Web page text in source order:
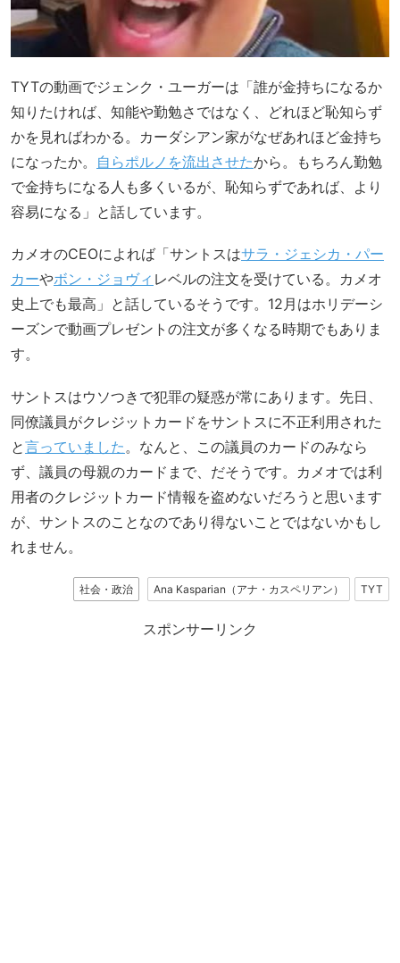
TYTの動画でジェンク・ユーガーは「誰が金持ちになるか
知りたければ、知能や勤勉さではなく、どれほど恥知らず
かを見ればわかる。カーダシアン家がなぜあれほど金持ち
になったか。 自らポルノを流出させたから。もちろん勤勉
で金持ちになる人も多くいるが、恥知らずであれば、より
容易になる」と話しています。
カメオのCEOによれば「サントスはサラ・ジェシカ・パー
カーやボン・ジョヴィ レベルの注文を受けている。カメオ
史上でも最高」と話しているそうです。12月はホリデーシ
ーズンで動画プレゼントの注文が多くなる時期でもありま
す。
サントスはウソつきで犯罪の疑惑が常にあります。先日、
同僚議員がクレジットカードをサントスに不正利用された
と言っていました 。なんと、この議員のカードのみなら
ず、議員の母親のカードまで、だそうです。カメオでは利
用者のクレジットカード情報を盗めないだろうと思います
が、サントスのことなのであり得ないことではないかもし
れません。
社会・政治 Ana Kasparian（アナ・カスペリアン） TYT
スポンサーリンク